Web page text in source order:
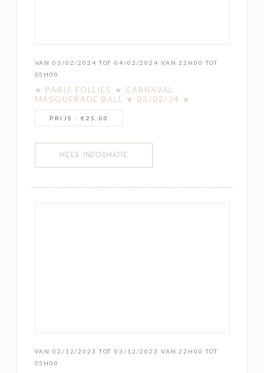
VAN 03/02/2024 TOT 04/02/2024 VAN 22H00 TOT
05H00
★ PARIS FOLLIES ★ CARNAVAL -
MASQUERADE BALL ★ 03/02/24 ★
PRIJS : €25.00
MEER INFORMATIE
VAN 02/12/2023 TOT 03/12/2023 VAN 22H00 TOT
05H00